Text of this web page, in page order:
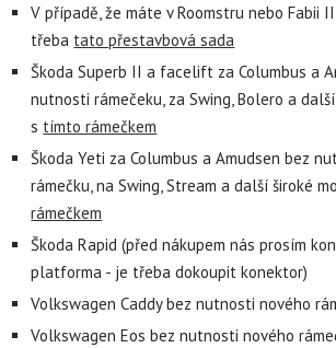
V případě, že máte v Roomstru nebo Fabii
třeba tato přestavbová sada
Škoda Superb II a facelift za Columbus a
nutnosti rámečeku, za Swing, Bolero a
s tímto rámečkem
Škoda Yeti za Columbus a Amudsen bez
rámečku, na Swing, Stream a další široké
rámečkem
Škoda Rapid (před nákupem nás prosím
platforma - je třeba dokoupit konektor)
Volkswagen Caddy bez nutnosti nového
Volkswagen Eos bez nutnosti nového